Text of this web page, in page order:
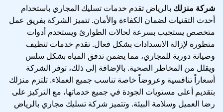
شركة منزلك بالرياض تقدم خدمات تسليك المجاري باستخدام
أحدث التقنيات لضمان الكفاءة والأمان. تتميز الشركة بفريق عمل
متخصص يستجيب بسرعة لحالات الطوارئ ويستخدم أدوات
متطورة لإزالة الانسدادات بشكل فعال. تقدم خدمات تنظيف
وصيانة دورية للمجاري، مما يضمن تدفق المياه بشكل سلس
ويقلل من المخاطر الصحية. بالإضافة إلى ذلك، توفر الشركة
أسعاراً تنافسية وعروضاً خاصة تناسب جميع العملاء. تلتزم منزلك
بتقديم أعلى مستويات الجودة في جميع خدماتها، مع التركيز على
رضا العميل وسلامة البيئة. وتتميز شركة تسليك مجاري بالرياض